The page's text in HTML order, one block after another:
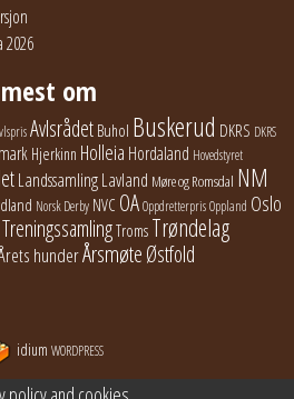
om
Avlsrådet Buhol Buskerud DKRS DKRS
Hjerkinn Holleia Hordaland Hovedstyret
LandssamlingLavland Møre og Romsdal NM
Norsk Derby NVC OAOppdretterprisOppland Oslo
TreningssamlingTroms Trøndelag
hunderÅrsmøteØstfold
idium WORDPRESS